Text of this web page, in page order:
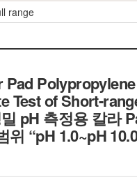
range
of Short-
pH 측정용 칼라
“pH 1.0~pH